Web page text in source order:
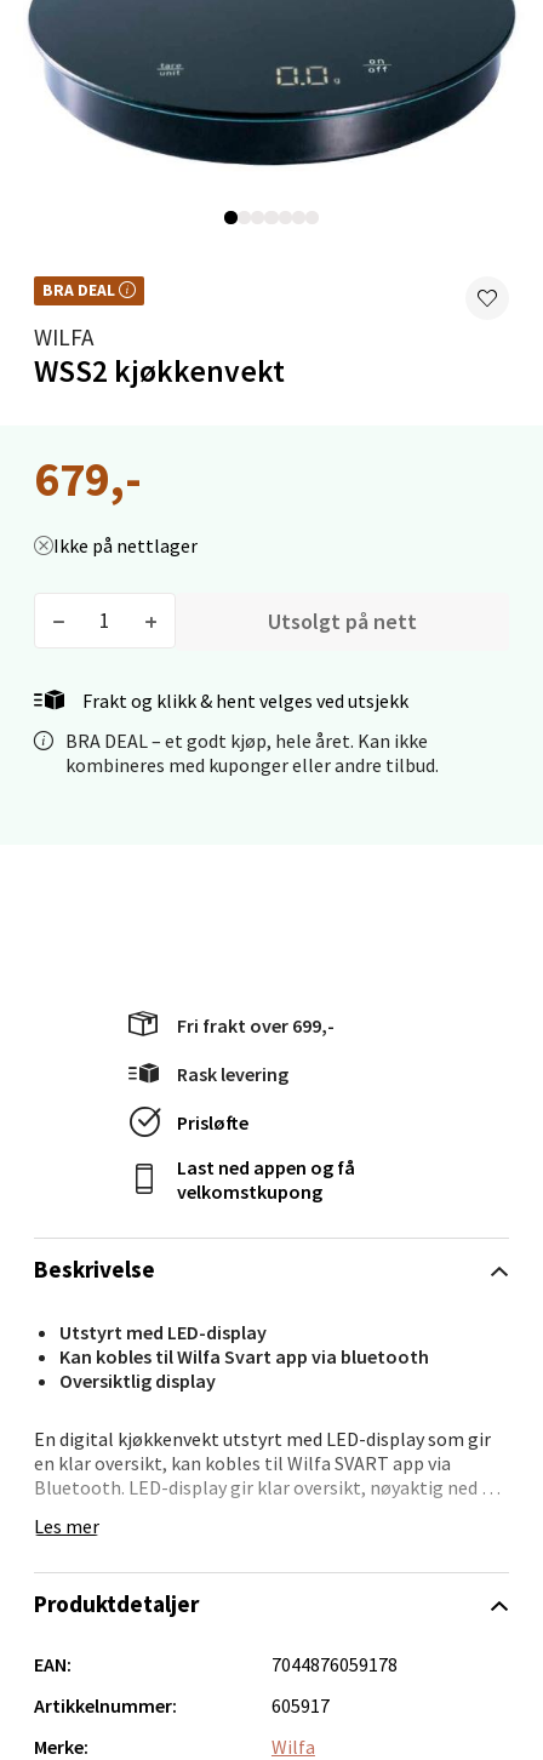
BRA DEAL
BRA DEAL – et godt kjøp, hele året. Kan ikke kombineres med kuponger eller
WILFA
WSS2 kjøkkenvekt
679,-
Ikke på nettlager
Utsolgt på nett
Frakt og klikk & hent velges ved utsjekk
BRA DEAL – et godt kjøp, hele året. Kan ikke
kombineres med kuponger eller andre tilbud.
Beskrivelse
Utstyrt med LED-display
Kan kobles til Wilfa Svart app via bluetooth
Oversiktlig display
En digital kjøkkenvekt utstyrt med LED-display som gir
en klar oversikt, kan kobles til Wilfa SVART app via
Bluetooth. LED-display gir klar oversikt, nøyaktig ned til
Les mer
Fri frakt over 699,-
Rask levering
Prisløfte
Last ned appen og få
velkomstkupong
Produktdetaljer
EAN:
7044876059178
Artikkelnummer:
605917
Merke:
Wilfa
Harstad - Thon Senter Kanebogen
Austbøvegen 16, 5542 Karmsund
0 i butikk
Stavanger og Sandnes - Kilden
Stavanger og Sandnes - Kvadrat
Åpent i dag 10-21
Laguneveien 1, 5239 Bergen
Åpent i dag 10-21
0 i butikk
Kristiansand - Markens